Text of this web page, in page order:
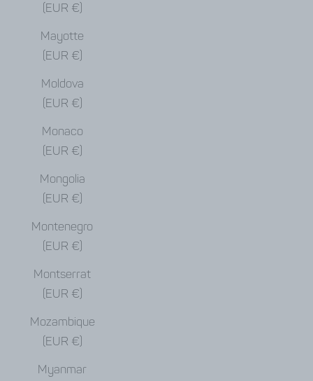
(EUR €)
Mayotte
(EUR €)
Moldova
(EUR €)
Monaco
(EUR €)
Mongolia
(EUR €)
Montenegro
(EUR €)
Montserrat
(EUR €)
Mozambique
(EUR €)
Myanmar